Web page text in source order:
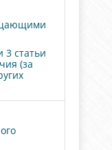
3 статьи
(за